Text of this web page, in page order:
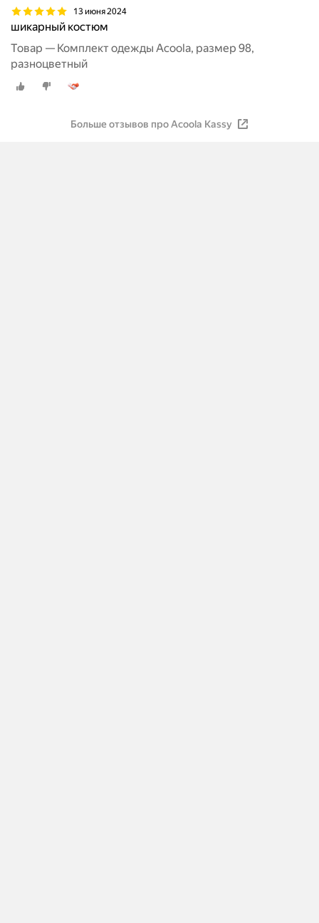
13 июня 2024
шикарный костюм
Товар — Комплект одежды Acoola, размер 98,
разноцветный
Больше отзывов про Acoola Kassy